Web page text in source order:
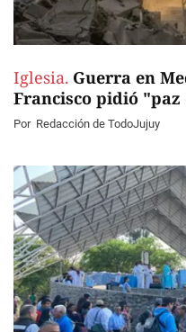
Iglesia. Guerra en
Francisco pidió
Por Redacción de TodoJujuy